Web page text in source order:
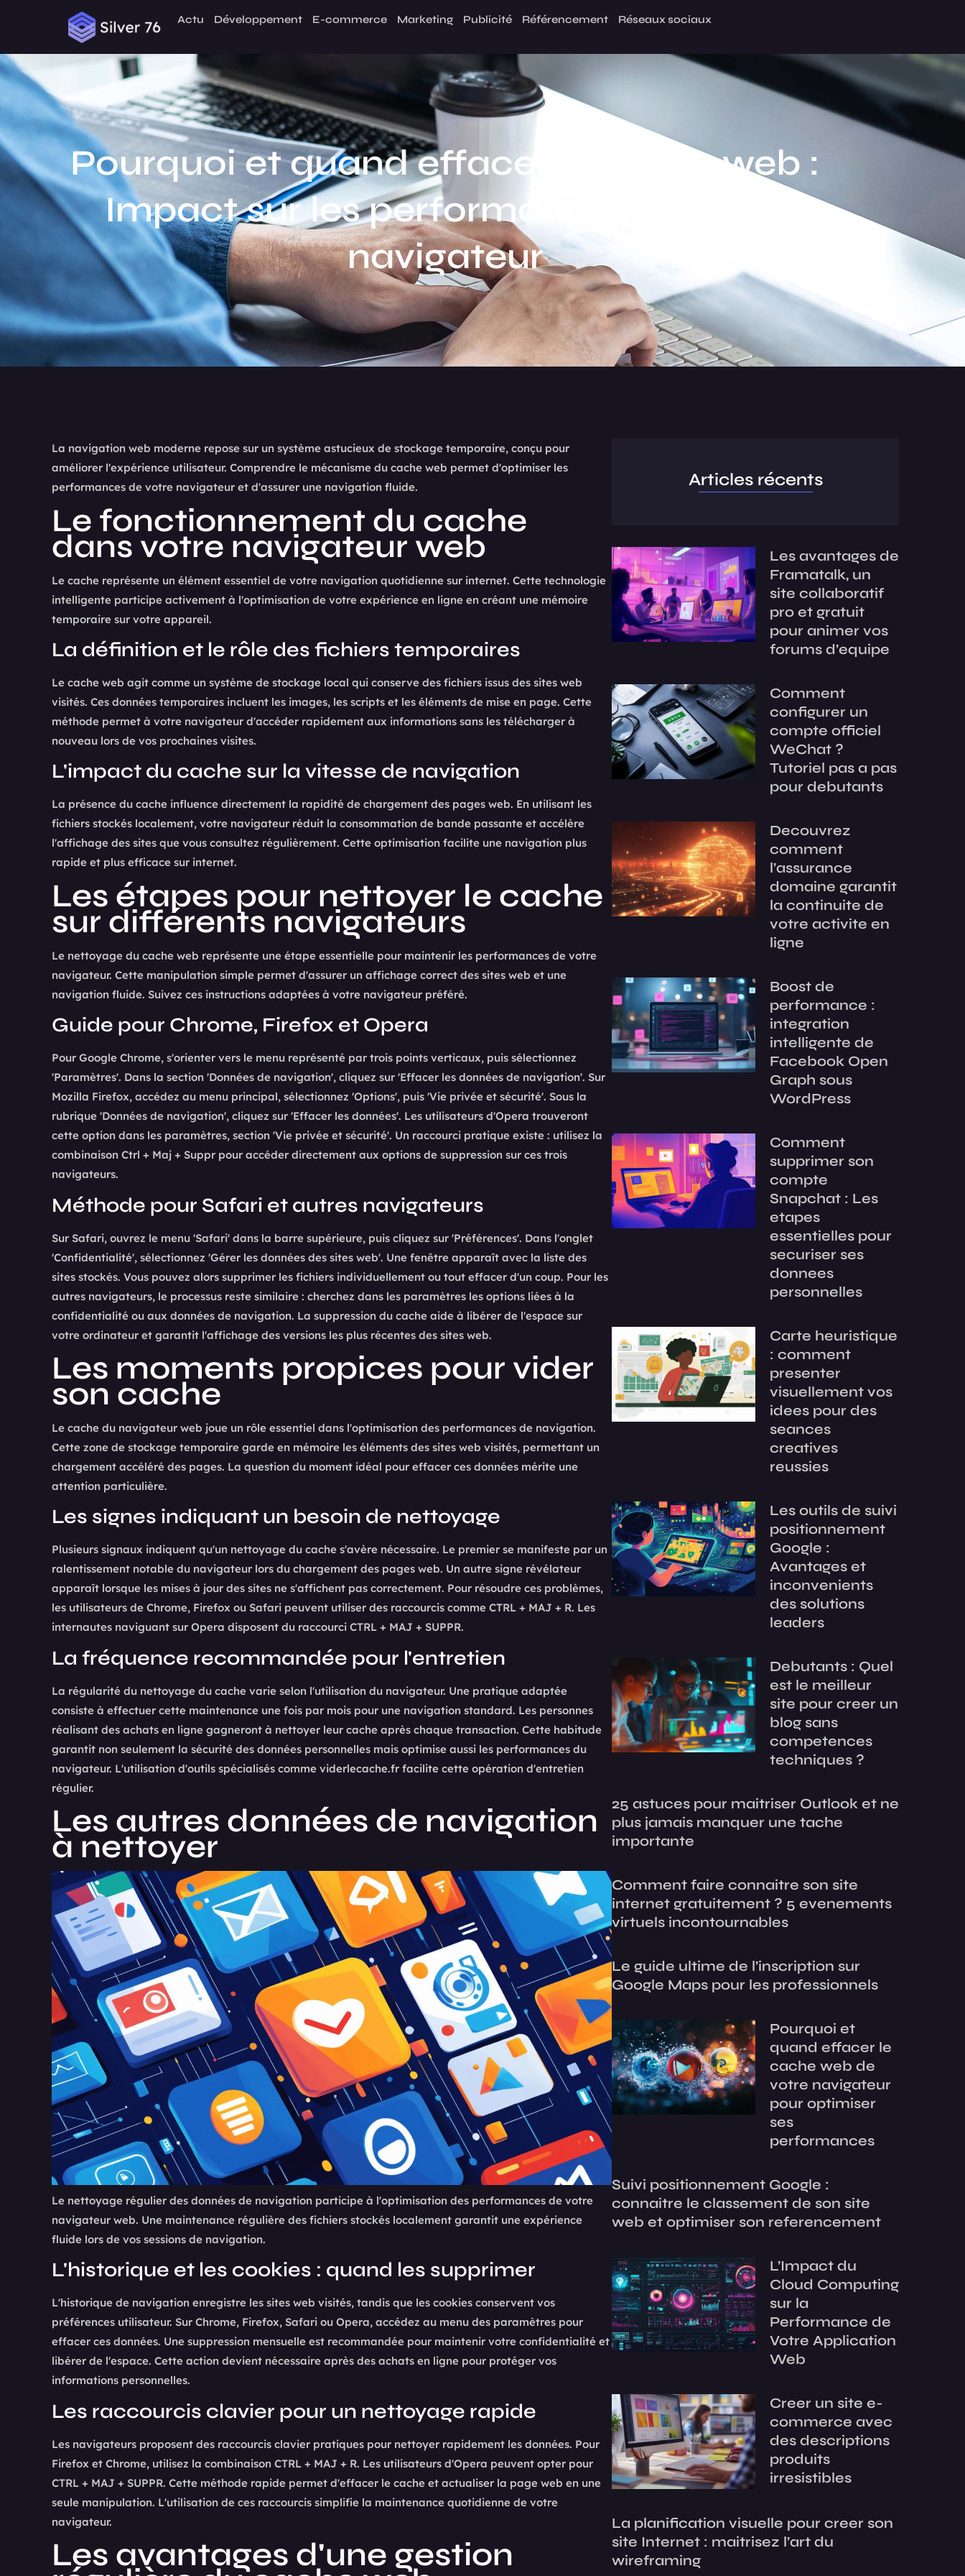
Actu Développement E-commerce Marketing Publicité Référencement Réseaux sociaux
Pourquoi et quand effacer le cache web :
Impact sur les performances de votre
navigateur
La navigation web moderne repose sur un système astucieux de stockage temporaire, conçu pour
améliorer l'expérience utilisateur. Comprendre le mécanisme du cache web permet d'optimiser les
performances de votre navigateur et d'assurer une navigation fluide.
Le fonctionnement du cache
dans votre navigateur web
Le cache représente un élément essentiel de votre navigation quotidienne sur internet. Cette technologie
intelligente participe activement à l'optimisation de votre expérience en ligne en créant une mémoire
temporaire sur votre appareil.
La définition et le rôle des fichiers temporaires
Le cache web agit comme un système de stockage local qui conserve des fichiers issus des sites web
visités. Ces données temporaires incluent les images, les scripts et les éléments de mise en page. Cette
méthode permet à votre navigateur d'accéder rapidement aux informations sans les télécharger à
nouveau lors de vos prochaines visites.
L'impact du cache sur la vitesse de navigation
La présence du cache influence directement la rapidité de chargement des pages web. En utilisant les
fichiers stockés localement, votre navigateur réduit la consommation de bande passante et accélère
l'affichage des sites que vous consultez régulièrement. Cette optimisation facilite une navigation plus
rapide et plus efficace sur internet.
Les étapes pour nettoyer le cache
sur différents navigateurs
Le nettoyage du cache web représente une étape essentielle pour maintenir les performances de votre
navigateur. Cette manipulation simple permet d'assurer un affichage correct des sites web et une
navigation fluide. Suivez ces instructions adaptées à votre navigateur préféré.
Guide pour Chrome, Firefox et Opera
Pour Google Chrome, s'orienter vers le menu représenté par trois points verticaux, puis sélectionnez
'Paramètres'. Dans la section 'Données de navigation', cliquez sur 'Effacer les données de navigation'. Sur
Mozilla Firefox, accédez au menu principal, sélectionnez 'Options', puis 'Vie privée et sécurité'. Sous la
rubrique 'Données de navigation', cliquez sur 'Effacer les données'. Les utilisateurs d'Opera trouveront
cette option dans les paramètres, section 'Vie privée et sécurité'. Un raccourci pratique existe : utilisez la
combinaison Ctrl + Maj + Suppr pour accéder directement aux options de suppression sur ces trois
navigateurs.
Méthode pour Safari et autres navigateurs
Sur Safari, ouvrez le menu 'Safari' dans la barre supérieure, puis cliquez sur 'Préférences'. Dans l'onglet
'Confidentialité', sélectionnez 'Gérer les données des sites web'. Une fenêtre apparaît avec la liste des
sites stockés. Vous pouvez alors supprimer les fichiers individuellement ou tout effacer d'un coup. Pour les
autres navigateurs, le processus reste similaire : cherchez dans les paramètres les options liées à la
confidentialité ou aux données de navigation. La suppression du cache aide à libérer de l'espace sur
votre ordinateur et garantit l'affichage des versions les plus récentes des sites web.
Les moments propices pour vider
son cache
Le cache du navigateur web joue un rôle essentiel dans l'optimisation des performances de navigation.
Cette zone de stockage temporaire garde en mémoire les éléments des sites web visités, permettant un
chargement accéléré des pages. La question du moment idéal pour effacer ces données mérite une
attention particulière.
Les signes indiquant un besoin de nettoyage
Plusieurs signaux indiquent qu'un nettoyage du cache s'avère nécessaire. Le premier se manifeste par un
ralentissement notable du navigateur lors du chargement des pages web. Un autre signe révélateur
apparaît lorsque les mises à jour des sites ne s'affichent pas correctement. Pour résoudre ces problèmes,
les utilisateurs de Chrome, Firefox ou Safari peuvent utiliser des raccourcis comme CTRL + MAJ + R. Les
internautes naviguant sur Opera disposent du raccourci CTRL + MAJ + SUPPR.
La fréquence recommandée pour l'entretien
La régularité du nettoyage du cache varie selon l'utilisation du navigateur. Une pratique adaptée
consiste à effectuer cette maintenance une fois par mois pour une navigation standard. Les personnes
réalisant des achats en ligne gagneront à nettoyer leur cache après chaque transaction. Cette habitude
garantit non seulement la sécurité des données personnelles mais optimise aussi les performances du
navigateur. L'utilisation d'outils spécialisés comme viderlecache.fr facilite cette opération d'entretien
régulier.
Les autres données de navigation
à nettoyer
Le nettoyage régulier des données de navigation participe à l'optimisation des performances de votre
navigateur web. Une maintenance régulière des fichiers stockés localement garantit une expérience
fluide lors de vos sessions de navigation.
L'historique et les cookies : quand les supprimer
L'historique de navigation enregistre les sites web visités, tandis que les cookies conservent vos
préférences utilisateur. Sur Chrome, Firefox, Safari ou Opera, accédez au menu des paramètres pour
effacer ces données. Une suppression mensuelle est recommandée pour maintenir votre confidentialité et
libérer de l'espace. Cette action devient nécessaire après des achats en ligne pour protéger vos
informations personnelles.
Les raccourcis clavier pour un nettoyage rapide
Les navigateurs proposent des raccourcis clavier pratiques pour nettoyer rapidement les données. Pour
Firefox et Chrome, utilisez la combinaison CTRL + MAJ + R. Les utilisateurs d'Opera peuvent opter pour
CTRL + MAJ + SUPPR. Cette méthode rapide permet d'effacer le cache et actualiser la page web en une
seule manipulation. L'utilisation de ces raccourcis simplifie la maintenance quotidienne de votre
navigateur.
Les avantages d'une gestion
Articles récents
Les avantages de
Framatalk, un
site collaboratif
pro et gratuit
pour animer vos
forums d’equipe
Comment
configurer un
compte officiel
WeChat ?
Tutoriel pas a pas
pour debutants
Decouvrez
comment
l’assurance
domaine garantit
la continuite de
votre activite en
ligne
Boost de
performance :
integration
intelligente de
Facebook Open
Graph sous
WordPress
Comment
supprimer son
compte
Snapchat : Les
etapes
essentielles pour
securiser ses
donnees
personnelles
Carte heuristique
: comment
presenter
visuellement vos
idees pour des
seances
creatives
reussies
Les outils de suivi
positionnement
Google :
Avantages et
inconvenients
des solutions
leaders
Debutants : Quel
est le meilleur
site pour creer un
blog sans
competences
techniques ?
25 astuces pour maitriser Outlook et ne
plus jamais manquer une tache
importante
Comment faire connaitre son site
internet gratuitement ? 5 evenements
virtuels incontournables
Le guide ultime de l’inscription sur
Google Maps pour les professionnels
Pourquoi et
quand effacer le
cache web de
votre navigateur
pour optimiser
ses
performances
Suivi positionnement Google :
connaitre le classement de son site
web et optimiser son referencement
L’Impact du
Cloud Computing
sur la
Performance de
Votre Application
Web
Creer un site e-
commerce avec
des descriptions
produits
irresistibles
La planification visuelle pour creer son
site Internet : maitrisez l’art du
wireframing